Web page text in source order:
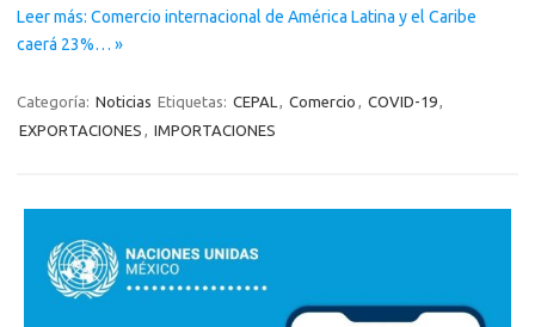
Leer más: Comercio internacional de América Latina y el Caribe
caerá 23%… »
Categoría: Noticias Etiquetas: CEPAL , Comercio , COVID-19,
EXPORTACIONES , IMPORTACIONES